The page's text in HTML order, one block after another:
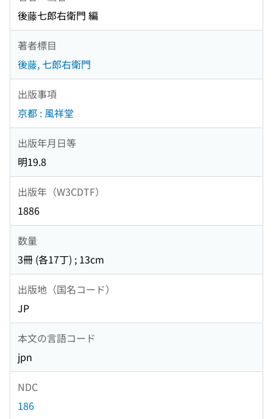
後藤七郎右衛門 編
著者標目
後藤, 七郎右衛門
出版事項
京都 : 風祥堂
出版年月日等
明19.8
出版年（W3CDTF）
1886
数量
3冊 (各17丁) ; 13cm
出版地（国名コード）
JP
本文の言語コード
jpn
NDC
186